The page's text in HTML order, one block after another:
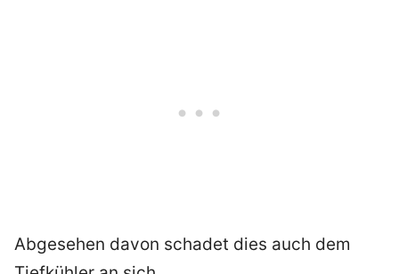
Abgesehen davon schadet dies auch dem